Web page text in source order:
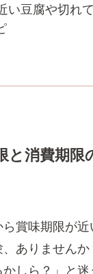
い豆腐や切れ
と消費期限
賞味期限が近
ありませんか
しら？」と迷